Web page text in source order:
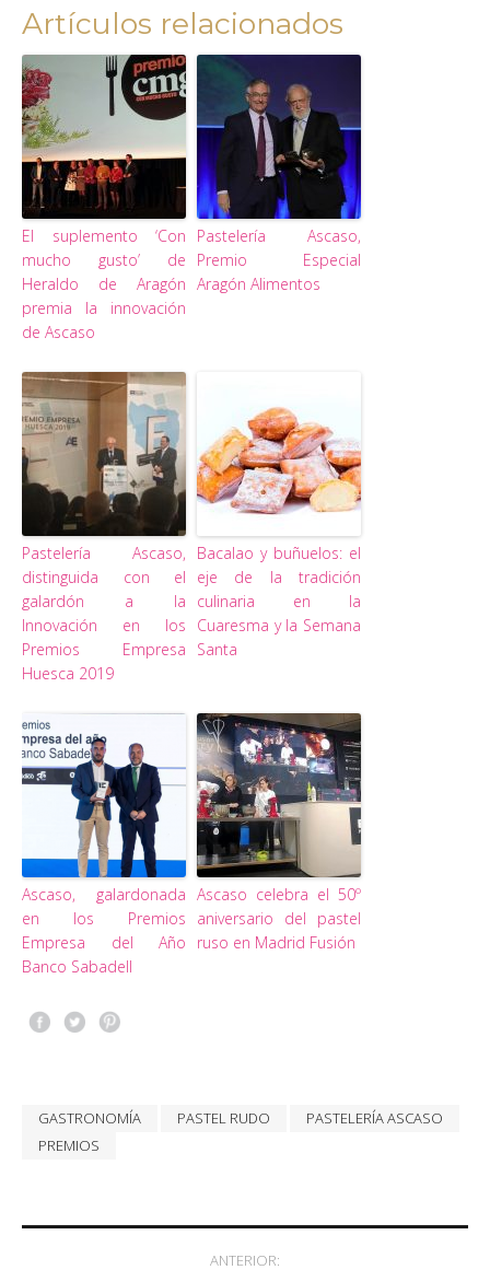
Artículos relacionados
El suplemento ‘Con
mucho gusto’ de
Heraldo de Aragón
premia la innovación
de Ascaso
Pastelería Ascaso,
Premio Especial
Aragón Alimentos
Pastelería Ascaso,
distinguida con el
galardón a la
Innovación en los
Premios Empresa
Huesca 2019
Bacalao y buñuelos: el
eje de la tradición
culinaria en la
Cuaresma y la Semana
Santa
Ascaso, galardonada
en los Premios
Empresa del Año
Banco Sabadell
Ascaso celebra el 50º
aniversario del pastel
ruso en Madrid Fusión
GASTRONOMÍA PASTEL RUDO
PASTELERÍA ASCASO
PREMIOS
Post navigation
ANTERIOR: